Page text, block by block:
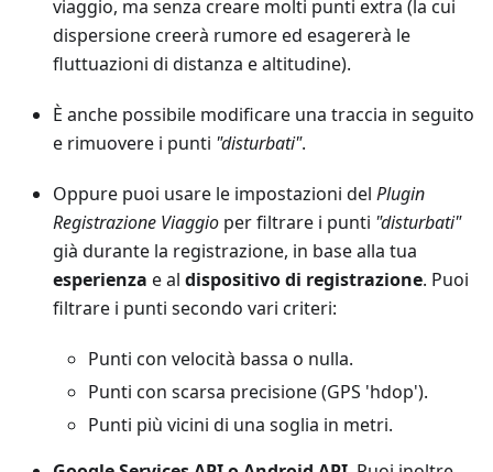
viaggio, ma senza creare molti punti extra (la cui
dispersione creerà rumore ed esagererà le
fluttuazioni di distanza e altitudine).
È anche possibile modificare una traccia in seguito
e rimuovere i punti "disturbati".
Oppure puoi usare le impostazioni del Plugin
Registrazione Viaggio per filtrare i punti "disturbati"
già durante la registrazione, in base alla tua
esperienza e al dispositivo di registrazione. Puoi
filtrare i punti secondo vari criteri:
Punti con velocità bassa o nulla.
Punti con scarsa precisione (GPS 'hdop').
Punti più vicini di una soglia in metri.